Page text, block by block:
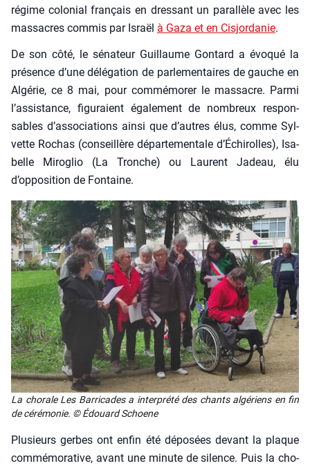
régime colo­nial fran­çais en dres­sant un paral­lèle avec les
mas­sacres com­mis par Israël à Gaza et en Cis­jor­da­nie.
De son côté, le séna­teur Guillaume Gon­tard a évo­qué la
pré­sence d’une délé­ga­tion de par­le­men­taires de gauche en
Algé­rie, ce 8 mai, pour com­mé­mo­rer le mas­sacre. Par­mi
l’assistance, figu­raient éga­le­ment de nom­breux res­pon­
sables d’associations ain­si que d’autres élus, comme Syl­
vette Rochas (conseillère dépar­te­men­tale d’Échirolles), Isa­
belle Miro­glio (La Tronche) ou Laurent Jadeau, élu
d’opposition de Fon­taine.
La cho­rale Les Bar­ri­cades a inter­pré­té des chants algé­riens en fin
de céré­mo­nie. © Édouard Schoene
Plu­sieurs gerbes ont enfin été dépo­sées devant la plaque
com­mé­mo­ra­tive, avant une minute de silence. Puis la cho­